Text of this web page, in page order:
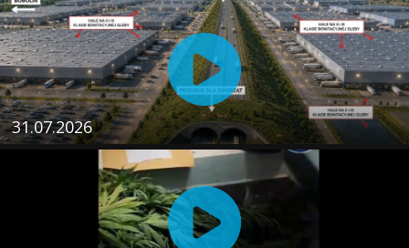
31.07.2026